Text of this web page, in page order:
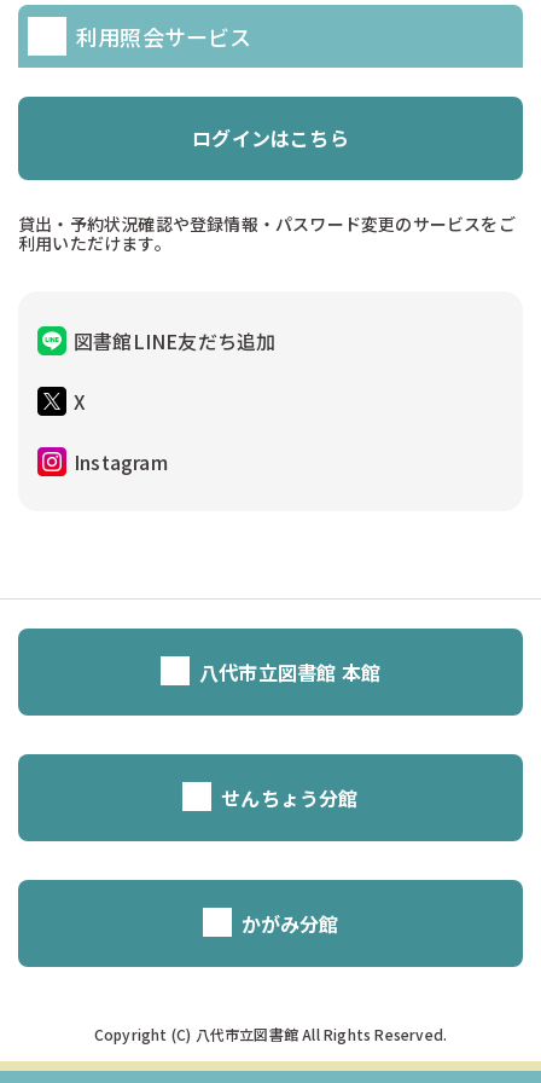
利用照会サービス
ログインはこちら
貸出・予約状況確認や登録情報・パスワード変更のサービスをご
利用いただけます。
図書館LINE友だち追加
X
Instagram
八代市立図書館 本館
せんちょう分館
かがみ分館
Copyright (C) 八代市立図書館 All Rights Reserved.